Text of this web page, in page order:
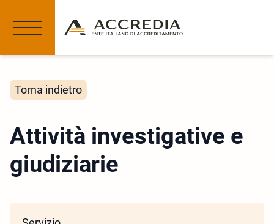
Torna indietro
Attività investigative e
giudiziarie